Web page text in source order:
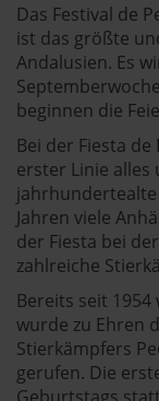
Das Festival de
ist das größte
Andalusien. Es
beginnen die
Bei der Fiesta
erster Linie alles
Jahren viele
der Fiesta bei
zahlreiche
Bereits seit 1954
wurde zu Ehren
Stierkämpfers
gerufen. Die
Geburtstags